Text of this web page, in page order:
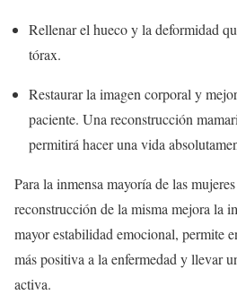
Rellenar el hueco y la deformidad
tórax.
Restaurar la imagen corporal y
paciente. Una reconstrucción
permitirá hacer una vida
Para la inmensa mayoría de las
reconstrucción de la misma mejora la
mayor estabilidad emocional, permite
más positiva a la enfermedad y llevar
activa.